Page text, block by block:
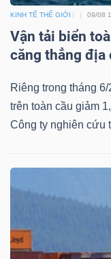
KINH TẾ THẾ GIỚI 09/08
Vận tải biển
căng thẳng địa
Riêng trong tháng
trên toàn cầu giảm
Công ty nghiên cứu
tác
(-)
Báo
cáo
phân
(-)
ngữ
(-)